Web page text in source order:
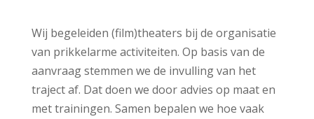
Wij begeleiden (film)theaters bij de organisatie
van prikkelarme activiteiten. Op basis van de
aanvraag stemmen we de invulling van het
traject af. Dat doen we door advies op maat en
met trainingen. Samen bepalen we hoe vaak